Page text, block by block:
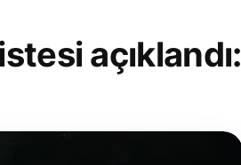
açıklandı: